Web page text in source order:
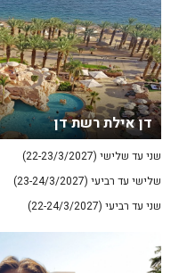
דן אילת רשת דן
שני עד שלישי (22-23/3/2027)
שלישי עד רביעי (23-24/3/2027)
שני עד רביעי (22-24/3/2027)